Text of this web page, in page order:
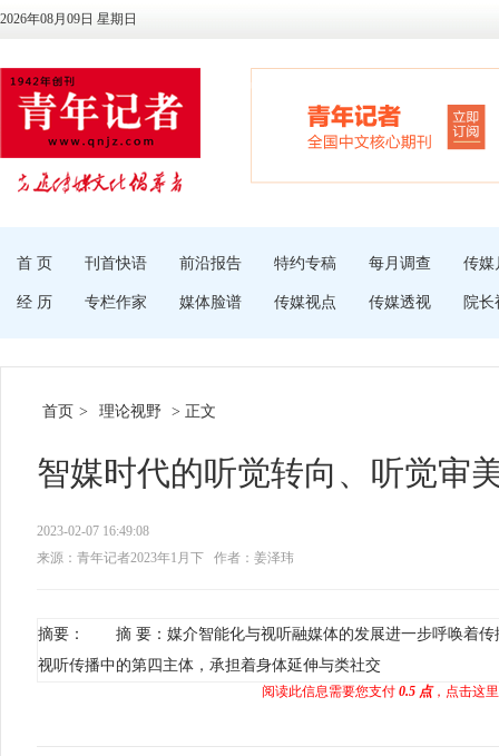
2026年08月09日 星期日
首 页 刊首快语 前沿报告 特约专稿 每月调查 传媒
经 历 专栏作家 媒体脸谱 传媒视点 传媒透视 院长
首页 > 理论视野 > 正文
智媒时代的听觉转向、听觉审
2023-02-07 16:49:08
来源：青年记者2023年1月下
作者：姜泽玮
摘要： 摘 要：媒介智能化与视听融媒体的发展进一步呼唤着传
视听传播中的第四主体，承担着身体延伸与类社交
阅读此信息需要您支付 0.5 点，点击这